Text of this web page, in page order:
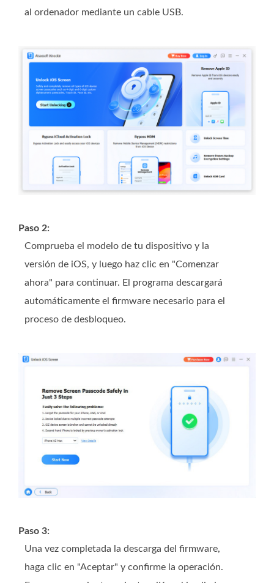
al ordenador mediante un cable USB.
Paso 2:
Comprueba el modelo de tu dispositivo y la
versión de iOS, y luego haz clic en "Comenzar
ahora" para continuar. El programa descargará
automáticamente el firmware necesario para el
proceso de desbloqueo.
Paso 3:
Una vez completada la descarga del firmware,
haga clic en "Aceptar" y confirme la operación.